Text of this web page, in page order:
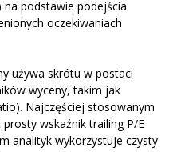
podstawie podejścia
oczekiwaniach
używa skrótu w postaci
wyceny, takim jak
Najczęściej stosowanym
wskaźnik trailing P/E
analityk wykorzystuje czysty